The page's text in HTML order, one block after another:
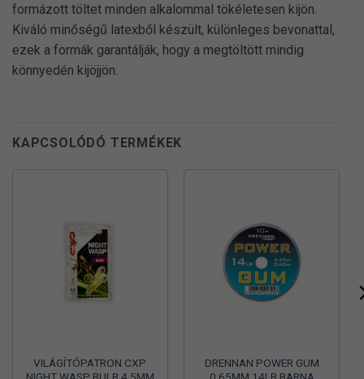
formázott töltet minden alkalommal tökéletesen kijön.
Kiváló minőségű latexből készült, különleges bevonattal,
ezek a formák garantálják, hogy a megtöltött mindig
könnyedén kijöjjön.
KAPCSOLÓDÓ TERMÉKEK
VILÁGÍTÓPATRON CXP
NIGHT WASP BULB 4,5MM
DRENNAN POWER GUM
0,65MM 14LB BARNA